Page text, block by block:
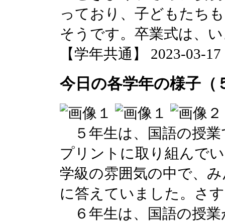
っており、子どもたち
そうです。卒業式は、
【学年共通】 2023-03-
今日の各学年の様子（
５年生は、国語の授業
プリントに取り組んで
学級の雰囲気の中で、
に答えていました。さ
６年生は、国語の授業